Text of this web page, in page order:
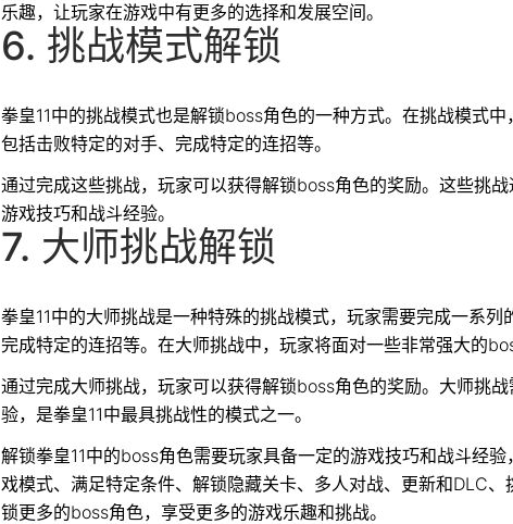
乐趣，让玩家在游戏中有更多的选择和发展空间。
6. 挑战模式解锁
拳皇11中的挑战模式也是解锁boss角色的一种方式。在挑战模式中
包括击败特定的对手、完成特定的连招等。
通过完成这些挑战，玩家可以获得解锁boss角色的奖励。这些挑
游戏技巧和战斗经验。
7. 大师挑战解锁
拳皇11中的大师挑战是一种特殊的挑战模式，玩家需要完成一系列
完成特定的连招等。在大师挑战中，玩家将面对一些非常强大的
通过完成大师挑战，玩家可以获得解锁boss角色的奖励。大师挑
验，是拳皇11中最具挑战性的模式之一。
解锁拳皇11中的boss角色需要玩家具备一定的游戏技巧和战斗经
戏模式、满足特定条件、解锁隐藏关卡、多人对战、更新和DLC
锁更多的boss角色，享受更多的游戏乐趣和挑战。